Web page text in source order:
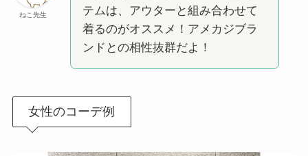
ねこ先生
テムは、アウターと組み合わせて
着るのがオススメ！アメカジブラ
ンドとの相性抜群だよ！
女性のコーデ例